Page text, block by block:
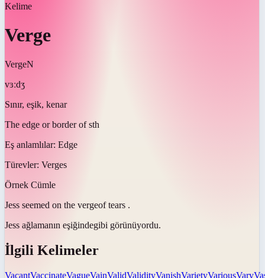
Kelime
Verge
VergeN
vɜːdʒ
Sınır, eşik, kenar
The edge or border of sth
Eş anlamlılar: Edge
Türevler: Verges
Örnek Cümle
Jess seemed on the vergeof tears .
Jess ağlamanın eşiğindegibi görünüyordu.
İlgili Kelimeler
VacantVaccinateVagueVainValidValidityVanishVarietyVariousVary